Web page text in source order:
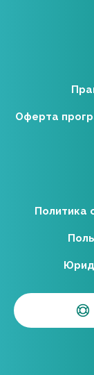
Оферта
Политика